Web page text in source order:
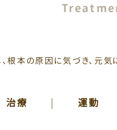
根本の原因に気づき、元気
治療 | 運動